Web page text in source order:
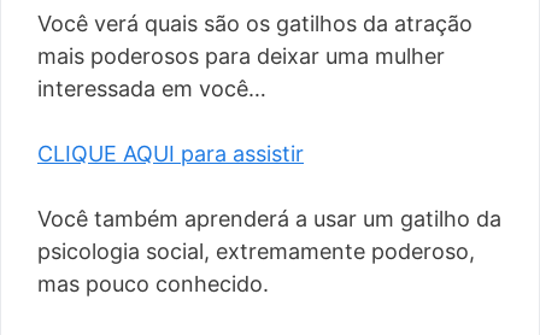
Você verá quais são os gatilhos da atração
mais poderosos para deixar uma mulher
interessada em você…
CLIQUE AQUI para assistir
Você também aprenderá a usar um gatilho da
psicologia social, extremamente poderoso,
mas pouco conhecido.